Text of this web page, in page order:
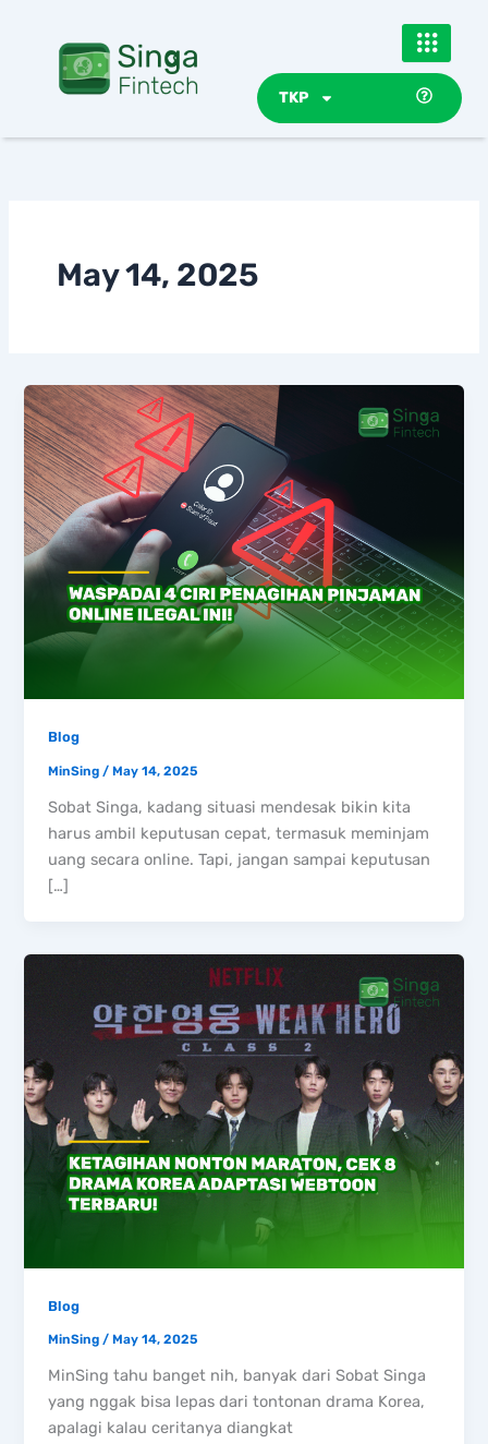
TKP
May 14, 2025
Blog
MinSing /May 14, 2025
Sobat Singa, kadang situasi mendesak bikin kita
harus ambil keputusan cepat, termasuk meminjam
uang secara online. Tapi, jangan sampai keputusan
[…]
Blog
MinSing/May 14, 2025
MinSing tahu banget nih, banyak dari Sobat Singa
yang nggak bisa lepas dari tontonan drama Korea,
apalagi kalau ceritanya diangkat